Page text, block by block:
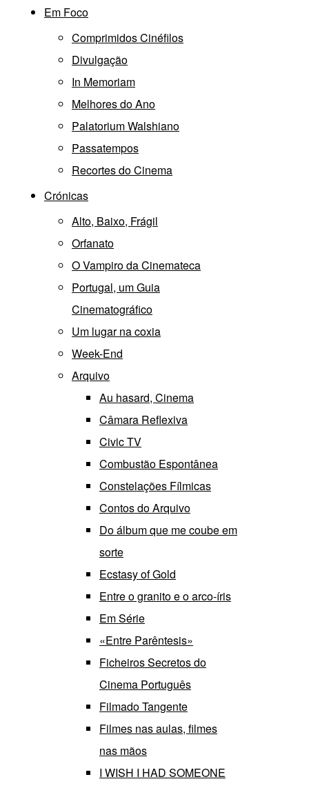
Em Foco
Comprimidos Cinéfilos
Divulgação
In Memoriam
Melhores do Ano
Palatorium Walshiano
Passatempos
Recortes do Cinema
Crónicas
Alto, Baixo, Frágil
Orfanato
O Vampiro da Cinemateca
Portugal, um Guia
Cinematográfico
Um lugar na coxia
Week-End
Arquivo
Au hasard, Cinema
Câmara Reflexiva
Civic TV
Combustão Espontânea
Constelações Fílmicas
Contos do Arquivo
Do álbum que me coube em
sorte
Ecstasy of Gold
Entre o granito e o arco-íris
Em Série
«Entre Parêntesis»
Ficheiros Secretos do
Cinema Português
Filmado Tangente
Filmes nas aulas, filmes
nas mãos
I WISH I HAD SOMEONE